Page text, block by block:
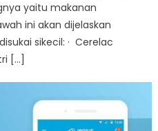
yaitu makanan
ini akan dijelaskan
sikecil: · Cerelac
[…]